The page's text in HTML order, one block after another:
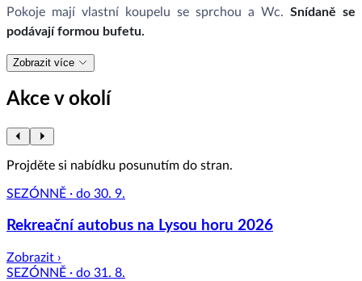
Pokoje mají vlastní koupelu se sprchou a Wc. Snídaně se
podávají formou bufetu.
Zobrazit více
Akce v okolí
Projděte si nabídku posunutím do stran.
SEZÓNNĚ · do 30. 9.
Rekreační autobus na Lysou horu 2026
Zobrazit ›
SEZÓNNĚ · do 31. 8.